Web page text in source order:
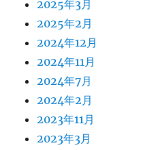
2025年3月
2025年2月
2024年12月
2024年11月
2024年7月
2024年2月
2023年11月
2023年3月